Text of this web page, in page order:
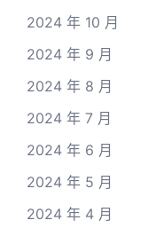
2024 年 10 月
2024 年 9 月
2024 年 8 月
2024 年 7 月
2024 年 6 月
2024 年 5 月
2024 年 4 月